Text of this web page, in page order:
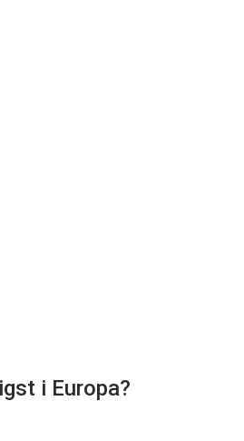
i Europa?